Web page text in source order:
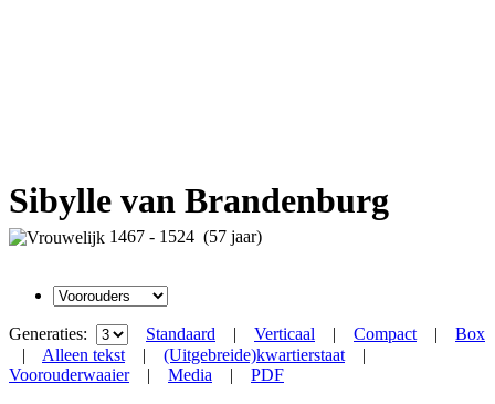
Sibylle van Brandenburg
1467 - 1524 (57 jaar)
Generaties: Standaard | Verticaal | Compact| Box
| Alleen tekst| (Uitgebreide)kwartierstaat|
Voorouderwaaier| Media | PDF